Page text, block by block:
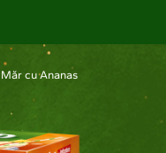
Măr cu Ananas